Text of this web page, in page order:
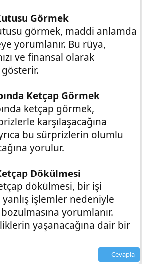
Görmek
görmek, maddi anlamda
yorumlanır. Bu rüya,
ve finansal olarak
gösterir.
Ketçap Görmek
ketçap görmek,
karşılaşacağına
bu sürprizlerin olumlu
yorulur.
Dökülmesi
dökülmesi, bir işi
işlemler nedeniyle
yorumlanır.
yaşanacağına dair bir
Cevapla